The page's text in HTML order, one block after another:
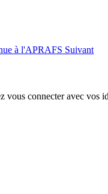
à l'APRAFS Suivant
connecter avec vos